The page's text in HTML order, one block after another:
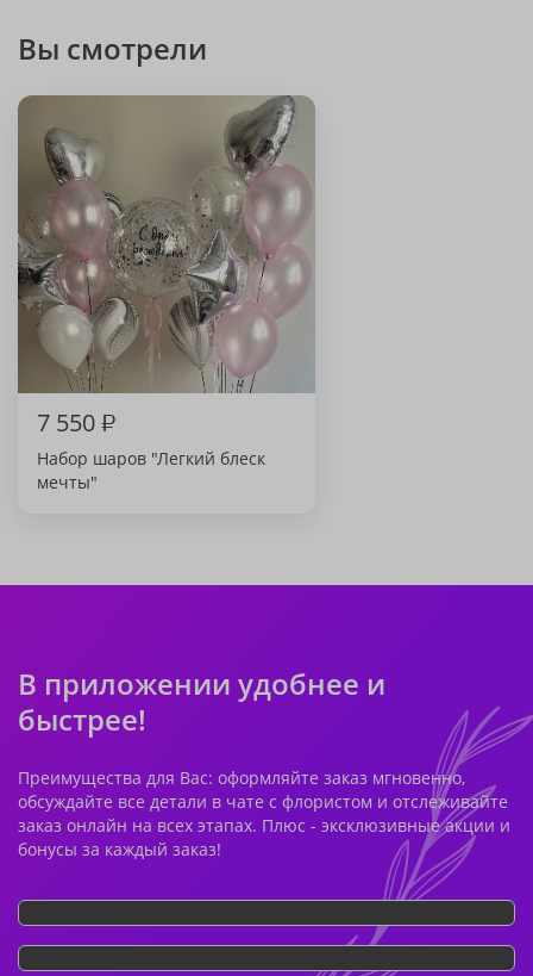
Вы смотрели
7 550₽
Набор шаров "Легкий блеск
мечты"
В приложении удобнее и
быстрее!
Преимущества для Вас: оформляйте заказ мгновенно,
обсуждайте все детали в чате с флористом и отслеживайте
заказ онлайн на всех этапах. Плюс - эксклюзивные акции и
бонусы за каждый заказ!